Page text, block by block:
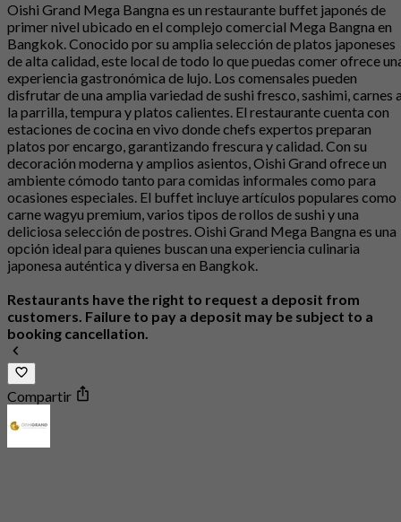
Oishi Grand Mega Bangna es un restaurante buffet japonés de
primer nivel ubicado en el complejo comercial Mega Bangna en
Bangkok. Conocido por su amplia selección de platos japoneses
de alta calidad, este local de todo lo que puedas comer ofrece
experiencia gastronómica de lujo. Los comensales pueden
disfrutar de una amplia variedad de sushi fresco, sashimi, carnes
la parrilla, tempura y platos calientes. El restaurante cuenta con
estaciones de cocina en vivo donde chefs expertos preparan
platos por encargo, garantizando frescura y calidad. Con su
decoración moderna y amplios asientos, Oishi Grand ofrece un
ambiente cómodo tanto para comidas informales como para
ocasiones especiales. El buffet incluye artículos populares como
carne wagyu premium, varios tipos de rollos de sushi y una
deliciosa selección de postres. Oishi Grand Mega Bangna es una
opción ideal para quienes buscan una experiencia culinaria
japonesa auténtica y diversa en Bangkok.
Restaurants have the right to request a deposit from
customers. Failure to pay a deposit may be subject to a
booking cancellation.
Compartir